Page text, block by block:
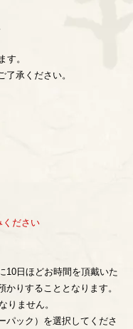
す。
承ください。
ください
10日ほどお時間を頂戴いた
りすることとなります。
りません。
パック）を選択してくださ